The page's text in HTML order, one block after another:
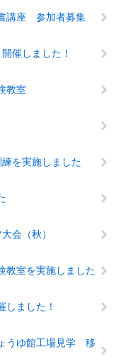
講座 参加者募集
催しました！
教室
を実施しました
会（秋）
教室を実施しました
しました！
うゆ館工場見学 移